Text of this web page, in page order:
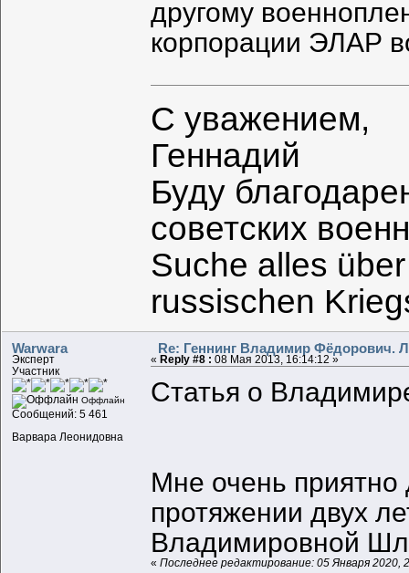
другому
корпорации ЭЛАР
С уважением,
Геннадий
Буду
советских
Suche alles
russischen
Warwara
Эксперт
Участник
Оффлайн
Сообщений: 5 461
Варвара Леонидовна
Re: Геннинг Владимир Фёдорович.
« Reply #8 : 08 Мая 2013, 16:14:12 »
Статья о
Мне очень приятно
протяжении двух
Владимировной
«Последнее редактирование: 05 Января 2020,